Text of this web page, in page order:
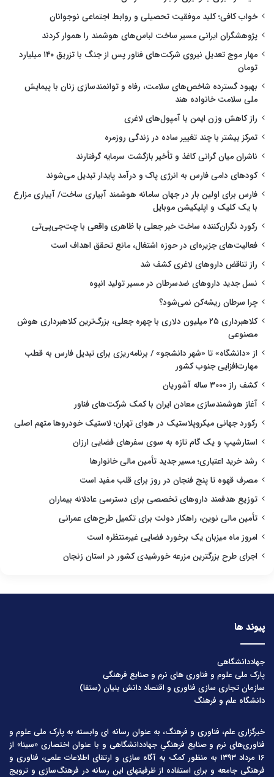
خواب کافی؛ کلید موفقیت تحصیلی و روابط اجتماعی نوجوانان
پژوهشگران ایرانی مسیر ساخت لباس‌های هوشمند را هموار کردند
مهار موج تعدیل نیروی شرکت‌های فناور پس از جنگ با تزریق ۱۴۰ میلیارد
تومان
بهبود گسترده شاخص‌های سلامت، رفاه و توانمندسازی زنان با پیمایش
ملی سلامت خانواده هند
راز کاهش وزن ایمن با آمپول‌های لاغری
تمرکز بیشتر با چند تغییر ساده در زندگی روزمره
ناشران میان گرانی کاغذ و تأخیر بازگشت سرمایه گرفتارند
کودهای دامی فارس به انرژی پاک و درآمد پایدار تبدیل می‌شوند
فارس برای اولین بار در جهان سامانه هوشمند آبیاری ساخت/ آبیاری مزارع
با یک کلیک و اپلیکیشن موبایل
رکورد نگران‌کننده ساخت خبر جعلی با ظاهری واقعی با چت‌جی‌پی‌تی
فعالیت‌های جزیره‌ای در حوزه اشتغال، مانع تحقق اهداف است
راز تناقض داروهای لاغری کشف شد
نسل جدید داروهای ضدسرطان در مسیر تولید انبوه
چرا سرطان ریشه‌کن نمی‌شود؟
کلاهبرداری ۲۵ میلیون دلاری با چهره جعلی، بزرگ‌ترین کلاهبرداری هوش
مصنوعی
از «دانشگاه» تا «شهر دانشجو» / برنامه‌ریزی برای تبدیل فارس به قطب
مهارت‌افزایی جنوب کشور
کشف راز ۳۰۰۰ ساله آشوریان
آغاز هوشمندسازی معادن ایران با کمک شرکت‌های فناور
رکورد جهانی میکروپلاستیک در هوای تهران؛ لاستیک خودروها متهم اصلی
استارشیپ و یک گام تازه به سوی سفرهای فضایی ارزان
رشد خرید اعتباری؛ مسیر جدید تأمین مالی خانوارها
مصرف قهوه تا پنج فنجان در روز برای قلب مفید است
توزیع هدفمند داروهای تخصصی برای دسترسی عادلانه بیماران
تأمین مالی نوین، راهکار دولت برای تکمیل طرح‌های عمرانی
امروز ماه میزبان یک برخورد فضایی غیرمنتظره است
اجرای طرح بزرگترین مزرعه خورشیدی کشور در استان زنجان
پیوند ها
جهاددانشگاهی
پارک ملی علوم و فناوری های نرم و صنایع فرهنگی
سازمان تجاری سازی فناوری و اقتصاد دانش بنیان (ستفا)
دانشگاه علم و فرهنگ
خبرگزاری علم، فناوری و فرهنگ، به عنوان رسانه ای وابسته به پارک ملی علوم و
فناوری‌های نرم و صنایع فرهنگیِ جهاددانشگاهی و با عنوان اختصاری «سینا» از
۱۶ مرداد ۱۳۹۳ به منظور کمک به آگاه سازی و ارتقای اطلاعات علمی، فناوری و
فرهنگی جامعه و برای استفاده از ظرفیتهای این رسانه در فرهنگ‌سازی و ترویج